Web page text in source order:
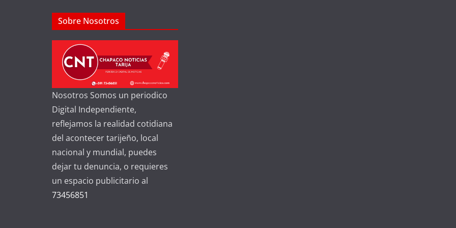
Sobre Nosotros
Nosotros Somos un periodico
Digital Independiente,
reflejamos la realidad cotidiana
del acontecer tarijeño, local
nacional y mundial, puedes
dejar tu denuncia, o requieres
un espacio publicitario al
73456851